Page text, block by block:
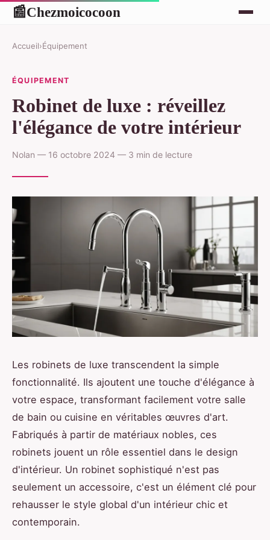
📰Chezmoicocoon
Accueil›Équipement
ÉQUIPEMENT
Robinet de luxe : réveillez
l'élégance de votre intérieur
Nolan — 16 octobre 2024 — 3 min de lecture
Les robinets de luxe transcendent la simple
fonctionnalité. Ils ajoutent une touche d'élégance à
votre espace, transformant facilement votre salle
de bain ou cuisine en véritables œuvres d'art.
Fabriqués à partir de matériaux nobles, ces
robinets jouent un rôle essentiel dans le design
d'intérieur. Un robinet sophistiqué n'est pas
seulement un accessoire, c'est un élément clé pour
rehausser le style global d'un intérieur chic et
contemporain.